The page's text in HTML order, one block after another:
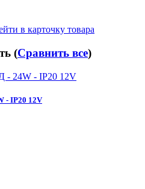
в карточку товара
(Сравнить все)
- IP20 12V